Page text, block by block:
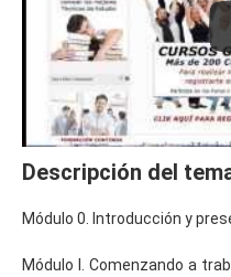
Descripción del
Módulo 0. Introducción y
Módulo I. Comenzando a